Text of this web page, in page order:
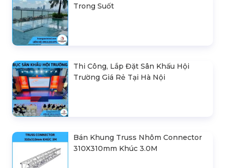
Trong Suốt
Thi Công, Lắp Đặt Sân Khấu Hội
Trường Giá Rẻ Tại Hà Nội
Bán Khung Truss Nhôm Connector
310X310mm Khúc 3.0M